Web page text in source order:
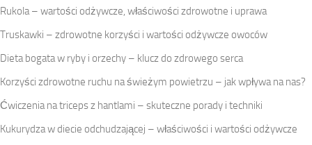
Rukola – wartości odżywcze, właściwości zdrowotne i uprawa
Truskawki – zdrowotne korzyści i wartości odżywcze owoców
Dieta bogata w ryby i orzechy – klucz do zdrowego serca
Korzyści zdrowotne ruchu na świeżym powietrzu – jak wpływa na nas?
Ćwiczenia na triceps z hantlami – skuteczne porady i techniki
Kukurydza w diecie odchudzającej – właściwości i wartości odżywcze